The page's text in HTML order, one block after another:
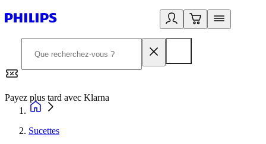
Payez plus tard avec Klarna
Sucettes